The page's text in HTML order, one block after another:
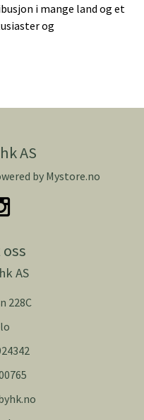
i mange land og et
og
AS
by Mystore.no
AS
228C